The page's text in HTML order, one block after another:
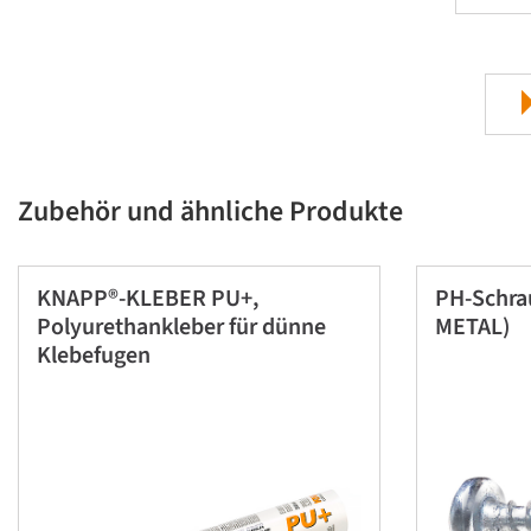
Zubehör und ähnliche Produkte
KNAPP®-KLEBER PU+,
Polyurethankleber für dünne
Klebefugen
PH-
METAL)